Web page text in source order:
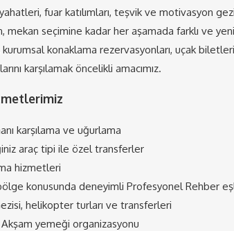
fuar katılımları, teşvik ve motivasyon
mekan seçimine kadar her aşamada farklı ve
kurumsal konaklama rezervasyonları, uçak
karşılamak öncelikli amacımız.
karşılama ve uğurlama
araç tipi ile özel transferler
hizmetleri
konusunda deneyimli Profesyonel Rehber
helikopter turları ve transferleri
yemeği organizasyonu